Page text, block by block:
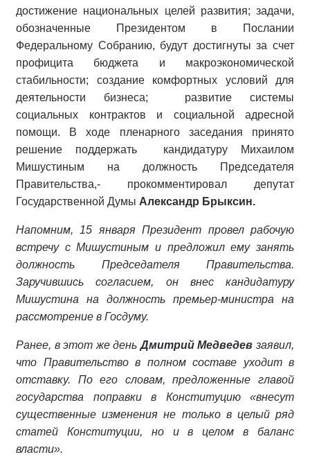
достижение национальных целей развития; задачи,
обозначенные Президентом в Послании
Федеральному Собранию, будут достигнуты за счет
профицита бюджета и макроэкономической
стабильности; создание комфортных условий для
деятельности бизнеса; развитие системы
социальных контрактов и социальной адресной
помощи. В ходе пленарного заседания принято
решение поддержать кандидатуру Михаилом
Мишустиным на должность Председателя
Правительства,- прокомментировал депутат
Государственной Думы Александр Брыксин.
Напомним, 15 января Президент провел рабочую
встречу с Мишустиным и предложил ему занять
должность Председателя Правительства.
Заручившись согласием, он внес кандидатуру
Мишустина нa должность премьер-министра на
рассмотрение в Госдуму.
Ранее, в этот же деньДмитрий Медведев заявил,
что Правительство в полном составе уходит в
отставку. По его словам, предложенные главой
государства поправки в Конституцию «внесут
существенные изменения не только в целый ряд
статей Конституции, но и в целом в баланс
власти».